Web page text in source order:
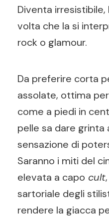
Diventa
volta che la si
rock o glamour.
Da preferire corta
assolate, ottima
come a piedi in
pelle sa dare grinta
sensazione di
Saranno i miti del
elevata a capo cult
sartoriale degli
rendere la giacca